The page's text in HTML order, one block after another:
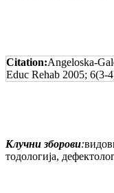
Citation:Angeloska-
Educ Rehab 2005; 6(3-
Клучни зборови:
то­дологија,